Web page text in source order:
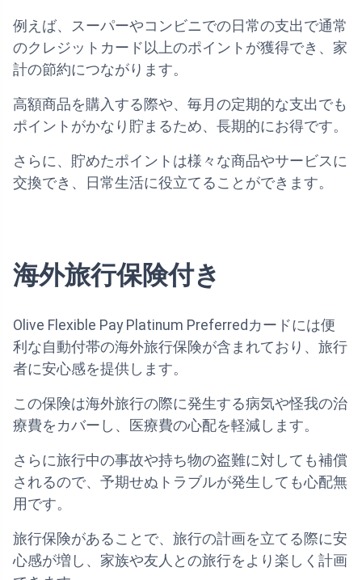
例えば、スーパーやコンビニでの日常の支出で通常
のクレジットカード以上のポイントが獲得でき、家
計の節約につながります。
高額商品を購入する際や、毎月の定期的な支出でも
ポイントがかなり貯まるため、長期的にお得です。
さらに、貯めたポイントは様々な商品やサービスに
交換でき、日常生活に役立てることができます。
海外旅行保険付き
Olive Flexible Pay Platinum Preferredカードには便
利な自動付帯の海外旅行保険が含まれており、旅行
者に安心感を提供します。
この保険は海外旅行の際に発生する病気や怪我の治
療費をカバーし、医療費の心配を軽減します。
さらに旅行中の事故や持ち物の盗難に対しても補償
されるので、予期せぬトラブルが発生しても心配無
用です。
旅行保険があることで、旅行の計画を立てる際に安
心感が増し、家族や友人との旅行をより楽しく計画